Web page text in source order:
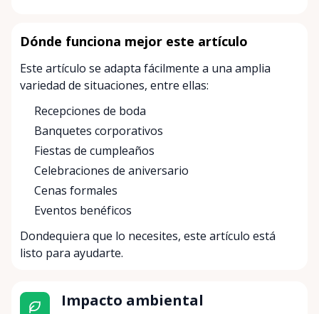
Dónde funciona mejor este artículo
Este artículo se adapta fácilmente a una amplia
variedad de situaciones, entre ellas:
Recepciones de boda
Banquetes corporativos
Fiestas de cumpleaños
Celebraciones de aniversario
Cenas formales
Eventos benéficos
Dondequiera que lo necesites, este artículo está
listo para ayudarte.
Impacto ambiental